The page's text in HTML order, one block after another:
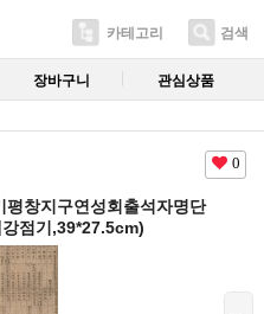
카테고리 검색
장바구니 관심상품
0
평창지구연성회출석자명단
점기,39*27.5cm)